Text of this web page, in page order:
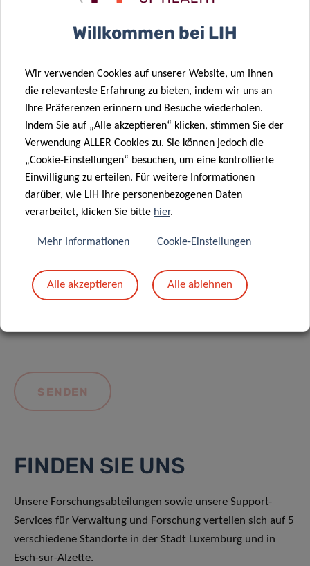
Nachricht
Mit dem Absenden Ihrer Nachricht erklären Sie
sich einverstanden mit
die LIH-
FINDEN SIE UNS
Unsere Forschungsabteilungen sowie unsere Support-
Services für Verwaltung und Forschung verteilen sich auf 5
verschiedene Standorte in der Stadt Luxemburg und in
Esch-sur-Alzette.
Willkommen bei LIH
Wir verwenden Cookies auf unserer Website, um Ihnen
die relevanteste Erfahrung zu bieten, indem wir uns an
Ihre Präferenzen erinnern und Besuche wiederholen.
Indem Sie auf „Alle akzeptieren“ klicken, stimmen Sie der
Verwendung ALLER Cookies zu. Sie können jedoch die
„Cookie-Einstellungen“ besuchen, um eine kontrollierte
Einwilligung zu erteilen. Für weitere Informationen
darüber, wie LIH Ihre personenbezogenen Daten
verarbeitet, klicken Sie bitte hier.
Mehr Informationen Cookie-Einstellungen
Alle akzeptieren Alle ablehnen